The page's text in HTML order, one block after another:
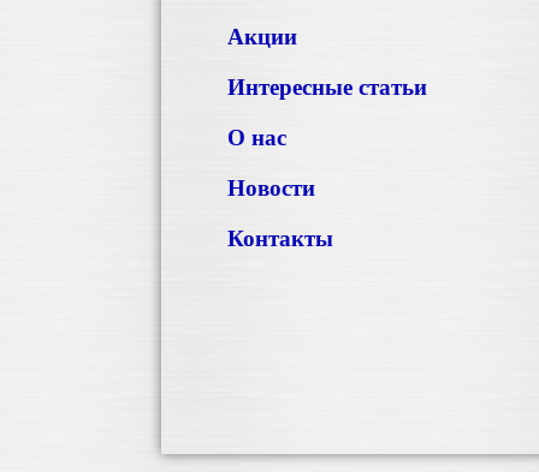
Акции
Интересные статьи
О нас
Новости
Контакты